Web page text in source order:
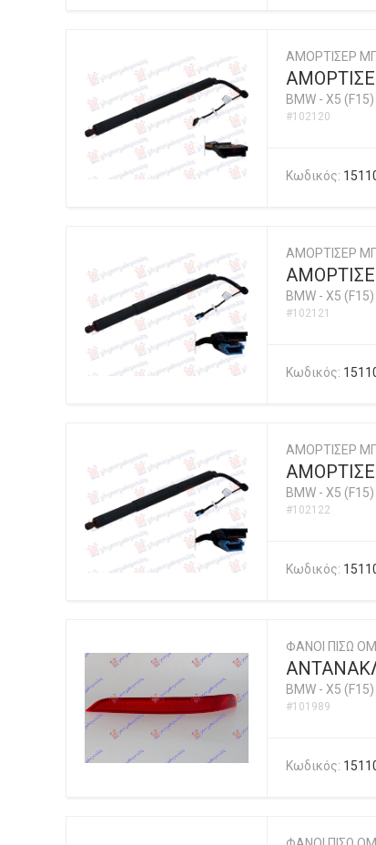
ΑΜΟΡΤΙΣΕΡ
BMW - X5
#102120
Κωδικός:
ΑΜΟΡΤΙΣΕΡ
BMW - X5
#102121
Κωδικός:
ΑΜΟΡΤΙΣΕΡ
BMW - X5
#102122
Κωδικός:
ΦΑΝΟΙ ΠΙΣΩ
BMW - X5
#101989
Κωδικός: